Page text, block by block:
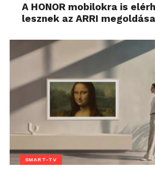
A HONOR mobilokra is
lesznek az ARRI
SMART-TV